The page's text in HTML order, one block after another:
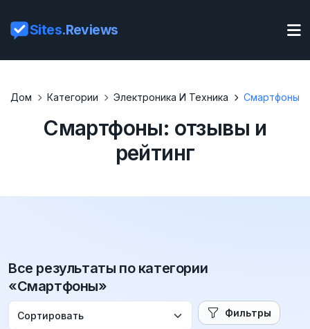
Sites.Reviews
Дом Категории Электроника И Техника Смартфоны
Смартфоны: отзывы и
рейтинг
Все результаты по категории
«Смартфоны»
Фильтры